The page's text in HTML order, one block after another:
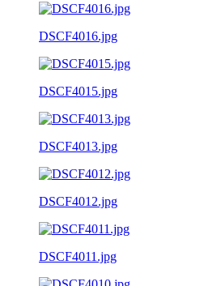
DSCF4016.jpg
DSCF4015.jpg
DSCF4013.jpg
DSCF4012.jpg
DSCF4011.jpg